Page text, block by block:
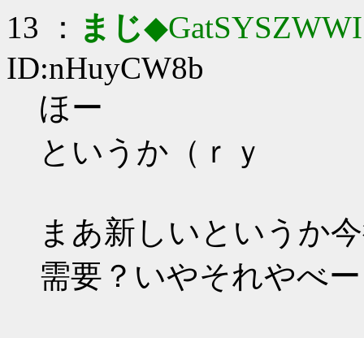
13 ： まじ◆GatSYSZWWI
ID:nHuyCW8b
ほー
というか（ｒｙ
まあ新しいというか
需要？いやそれやべ